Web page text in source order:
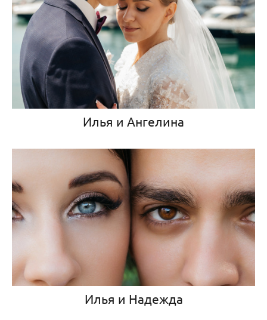
Илья и Ангелина
Илья и Надежда